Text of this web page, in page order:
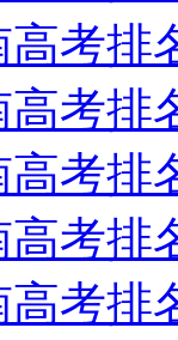
高考排
高考排
高考排
高考排
高考排